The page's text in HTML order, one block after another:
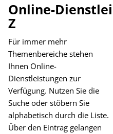
Online-
Z
Für immer mehr
Themenbereiche stehen
Ihnen Online-
Dienstleistungen zur
Verfügung. Nutzen Sie die
Suche oder stöbern Sie
alphabetisch durch die Liste.
Über den Eintrag gelangen